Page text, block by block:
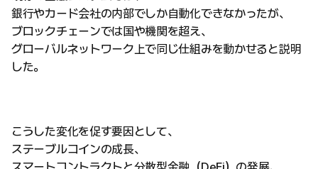
銀行やカード会社の内部でしか自動化できなかったが、
ブロックチェーンでは国や機関を超え、
グローバルネットワーク上で同じ仕組みを動かせると説明
した。
こうした変化を促す要因として、
ステーブルコインの成長、